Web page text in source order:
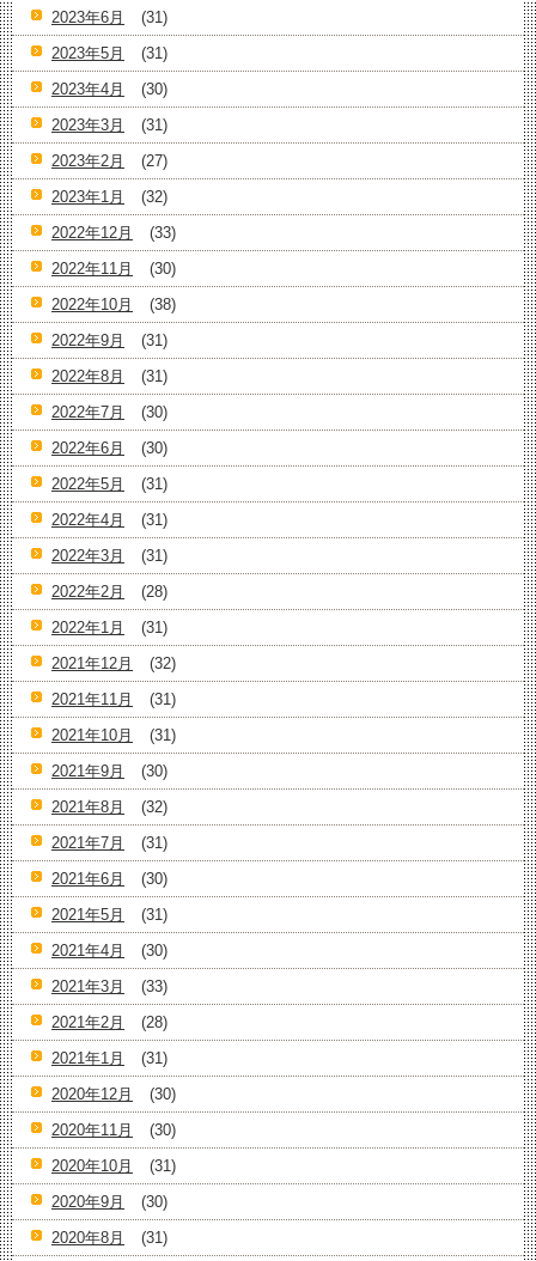
2023年6月
(31)
2023年5月
(31)
2023年4月
(30)
2023年3月
(31)
2023年2月
(27)
2023年1月
(32)
2022年12月
(33)
2022年11月
(30)
2022年10月
(38)
2022年9月
(31)
2022年8月
(31)
2022年7月
(30)
2022年6月
(30)
2022年5月
(31)
2022年4月
(31)
2022年3月
(31)
2022年2月
(28)
2022年1月
(31)
2021年12月
(32)
2021年11月
(31)
2021年10月
(31)
2021年9月
(30)
2021年8月
(32)
2021年7月
(31)
2021年6月
(30)
2021年5月
(31)
2021年4月
(30)
2021年3月
(33)
2021年2月
(28)
2021年1月
(31)
2020年12月
(30)
2020年11月
(30)
2020年10月
(31)
2020年9月
(30)
2020年8月
(31)